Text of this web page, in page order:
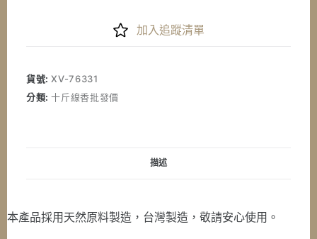
尺
三
香
加入追蹤清單
貨號:XV-76331
分類:十斤線香批發價
描述
本產品採用天然原料製造，台灣製造，敬請安心使用。